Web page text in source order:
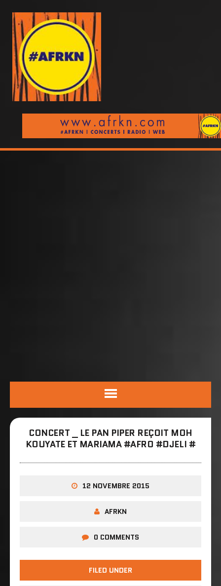
CONCERT _ LE PAN PIPER REÇOIT MOH
KOUYATE ET MARIAMA ‪#‎AFRO‬ ‪#‎DJELI‬ ‪#‎
12 NOVEMBRE 2015
AFRKN
0 COMMENTS
FILED UNDER